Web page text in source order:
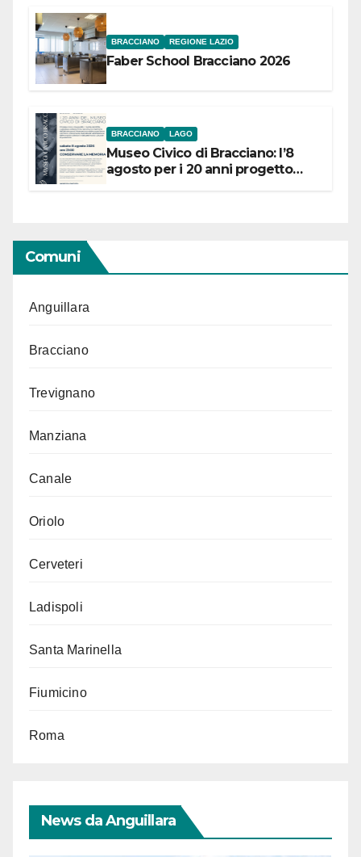
BRACCIANO REGIONE LAZIO
Faber School Bracciano 2026
BRACCIANO LAGO
Museo Civico di Bracciano: l’8
agosto per i 20 anni progetto
Comuni
Anguillara
Bracciano
Trevignano
Manziana
Canale
Oriolo
Cerveteri
Ladispoli
Santa Marinella
Fiumicino
Roma
News da Anguillara